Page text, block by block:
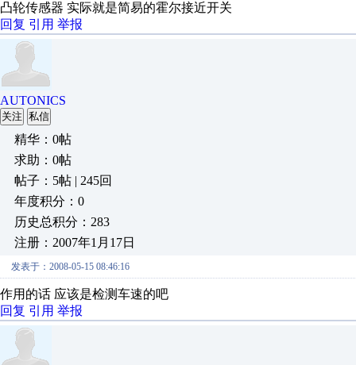
凸轮传感器 实际就是简易的霍尔接近开关
回复 引用 举报
AUTONICS
关注 私信
精华：0帖
求助：0帖
帖子：5帖 | 245回
年度积分：0
历史总积分：283
注册：2007年1月17日
发表于：2008-05-15 08:46:16
作用的话 应该是检测车速的吧
回复 引用 举报